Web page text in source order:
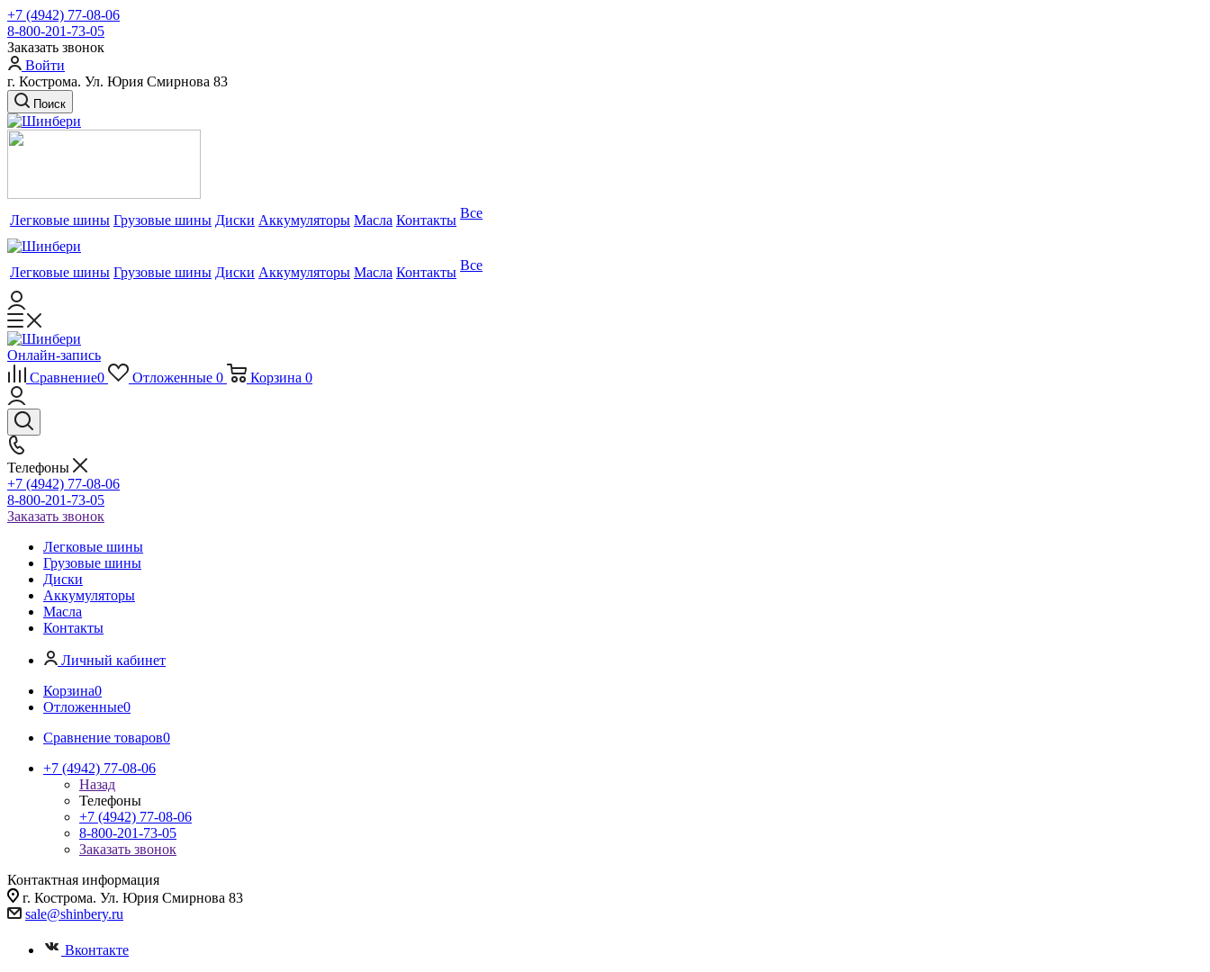
+7 (4942) 77-08-06
8-800-201-73-05
Заказать звонок
Войти
г. Кострома. Ул. Юрия Смирнова 83
Поиск
Легковые шины Грузовые шины Диски Аккумуляторы Масла Контакты Все
Легковые шины Грузовые шины Диски Аккумуляторы Масла Контакты Все
Онлайн-запись
Сравнение0 Отложенные 0 Корзина 0
Телефоны
+7 (4942) 77-08-06
8-800-201-73-05
Заказать звонок
Легковые шины
Грузовые шины
Диски
Аккумуляторы
Масла
Контакты
Личный кабинет
Корзина0
Отложенные0
Сравнение товаров0
+7 (4942) 77-08-06
Назад
Телефоны
+7 (4942) 77-08-06
8-800-201-73-05
Заказать звонок
Контактная информация
г. Кострома. Ул. Юрия Смирнова 83
sale@shinbery.ru
Вконтакте